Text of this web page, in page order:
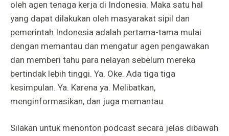
oleh agen tenaga kerja di Indonesia. Maka satu hal
yang dapat dilakukan oleh masyarakat sipil dan
pemerintah Indonesia adalah pertama-tama mulai
dengan memantau dan mengatur agen pengawakan
dan memberi tahu para nelayan sebelum mereka
bertindak lebih tinggi. Ya. Oke. Ada tiga tiga
kesimpulan. Ya. Karena ya. Melibatkan,
menginformasikan, dan juga memantau.
Silakan untuk menonton podcast secara jelas dibawah